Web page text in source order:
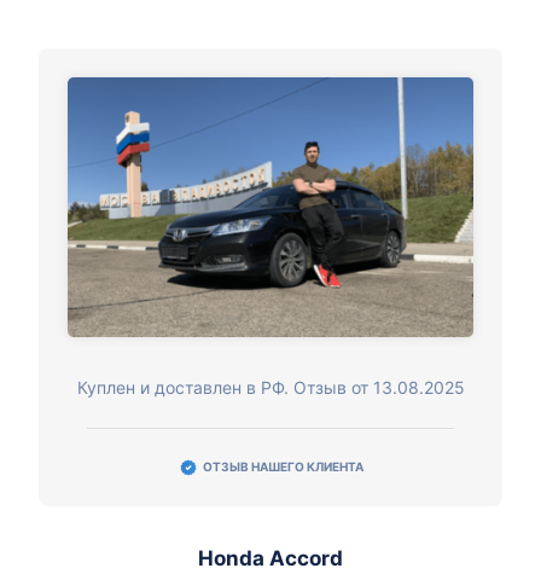
Куплен и доставлен в РФ. Отзыв от 13.08.2025
ОТЗЫВ НАШЕГО КЛИЕНТА
Honda Accord